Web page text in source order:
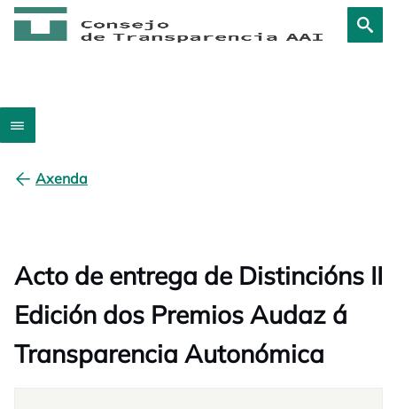
Axenda
Acto de entrega de Distincións II
Edición dos Premios Audaz á
Transparencia Autonómica